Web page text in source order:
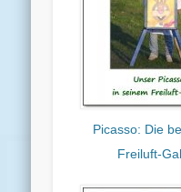
Picasso: Die
Freiluft-